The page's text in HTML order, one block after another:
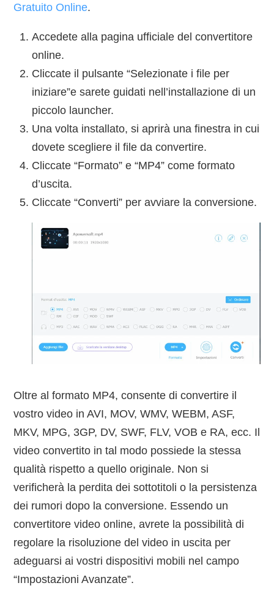
Gratuito Online.
Accedete alla pagina ufficiale del convertitore
online.
Cliccate il pulsante “Selezionate i file per
iniziare”e sarete guidati nell’installazione di un
piccolo launcher.
Una volta installato, si aprirà una finestra in cui
dovete scegliere il file da convertire.
Cliccate “Formato” e “MP4” come formato
d’uscita.
Cliccate “Converti” per avviare la conversione.
Oltre al formato MP4, consente di convertire il
vostro video in AVI, MOV, WMV, WEBM, ASF,
MKV, MPG, 3GP, DV, SWF, FLV, VOB e RA, ecc. Il
video convertito in tal modo possiede la stessa
qualità rispetto a quello originale. Non si
verificherà la perdita dei sottotitoli o la persistenza
dei rumori dopo la conversione. Essendo un
convertitore video online, avrete la possibilità di
regolare la risoluzione del video in uscita per
adeguarsi ai vostri dispositivi mobili nel campo
“Impostazioni Avanzate”.